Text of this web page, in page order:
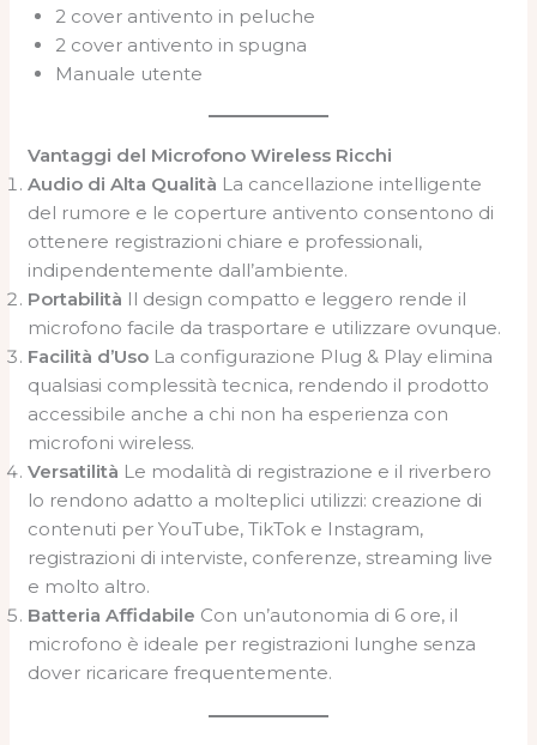
2 cover antivento in peluche
2 cover antivento in spugna
Manuale utente
Vantaggi del Microfono Wireless Ricchi
Audio di Alta Qualità La cancellazione intelligente
del rumore e le coperture antivento consentono di
ottenere registrazioni chiare e professionali,
indipendentemente dall’ambiente.
Portabilità Il design compatto e leggero rende il
microfono facile da trasportare e utilizzare ovunque.
Facilità d’Uso La configurazione Plug & Play elimina
qualsiasi complessità tecnica, rendendo il prodotto
accessibile anche a chi non ha esperienza con
microfoni wireless.
Versatilità Le modalità di registrazione e il riverbero
lo rendono adatto a molteplici utilizzi: creazione di
contenuti per YouTube, TikTok e Instagram,
registrazioni di interviste, conferenze, streaming live
e molto altro.
Batteria Affidabile Con un’autonomia di 6 ore, il
microfono è ideale per registrazioni lunghe senza
dover ricaricare frequentemente.